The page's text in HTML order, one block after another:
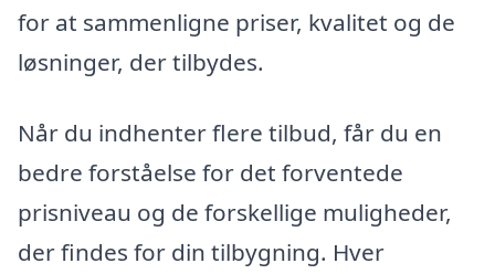
for at sammenligne priser, kvalitet og de
løsninger, der tilbydes.
Når du indhenter flere tilbud, får du en
bedre forståelse for det forventede
prisniveau og de forskellige muligheder,
der findes for din tilbygning. Hver